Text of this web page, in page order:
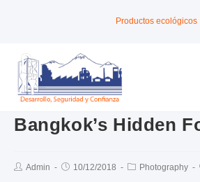
Productos ecológicos
Bangkok’s Hidden
Admin 10/12/2018 Photography